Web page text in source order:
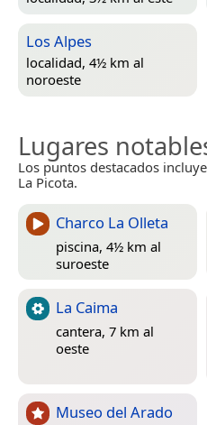
Los Alpes
localidad, 4½ km al
noroeste
Lugares
Los puntos destacados
La Picota.
Charco La Olleta
piscina, 4½ km al
suroeste
La Caima
cantera, 7 km al
oeste
Museo del Arado